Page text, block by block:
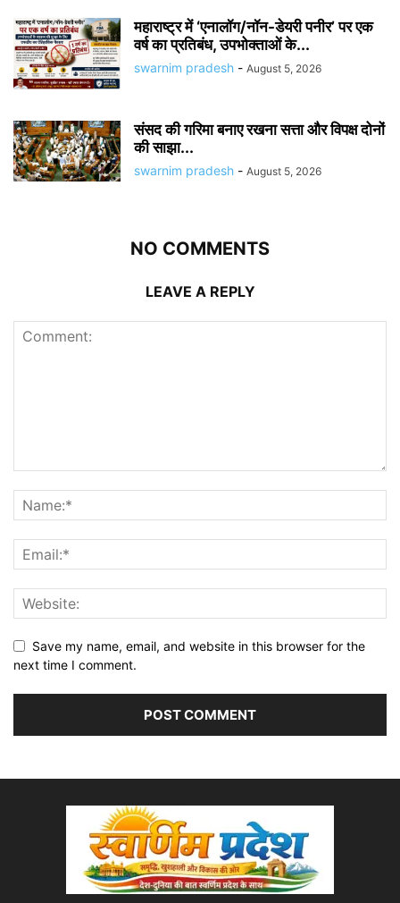
महाराष्ट्र में ‘एनालॉग/नॉन-डेयरी पनीर’ पर एक
वर्ष का प्रतिबंध, उपभोक्ताओं के...
swarnim pradesh - August 5, 2026
संसद की गरिमा बनाए रखना सत्ता और विपक्ष दोनों
की साझा...
swarnim pradesh - August 5, 2026
NO COMMENTS
LEAVE A REPLY
Save my name, email, and website in this browser for the
next time I comment.